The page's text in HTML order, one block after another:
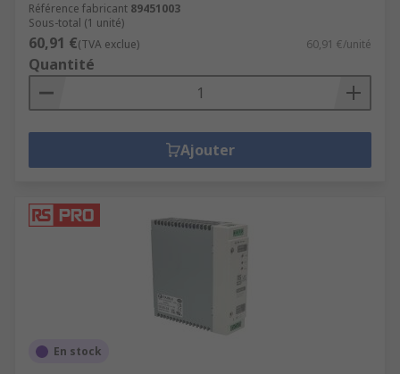
Référence fabricant 89451003
Sous-total (1 unité)
60,91 €(TVA exclue) 60,91 €/unité
Quantité
Ajouter
En stock